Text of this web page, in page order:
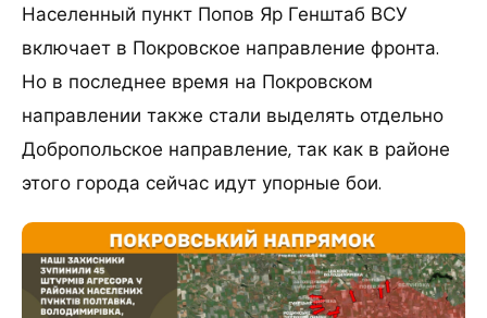
Населенный пункт Попов Яр Генштаб ВСУ
включает в Покровское направление фронта.
Но в последнее время на Покровском
направлении также стали выделять отдельно
Добропольское направление, так как в районе
этого города сейчас идут упорные бои.